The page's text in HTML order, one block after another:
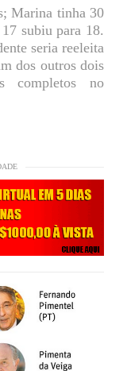
Marina tinha 30
subiu para 18.
seria reeleita
dos outros dois
completos no